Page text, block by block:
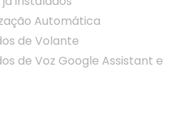
Automática
de Volante
de Voz Google Assistant e